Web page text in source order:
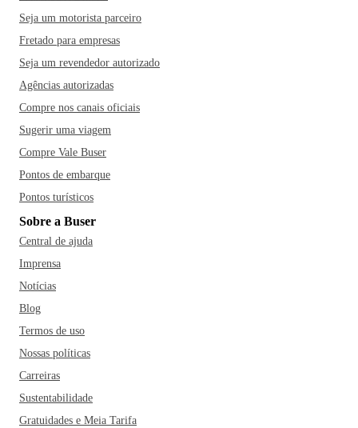
Seja um motorista parceiro
Fretado para empresas
Seja um revendedor autorizado
Agências autorizadas
Compre nos canais oficiais
Sugerir uma viagem
Compre Vale Buser
Pontos de embarque
Pontos turísticos
Sobre a Buser
Central de ajuda
Imprensa
Notícias
Blog
Termos de uso
Nossas políticas
Carreiras
Sustentabilidade
Gratuidades e Meia Tarifa